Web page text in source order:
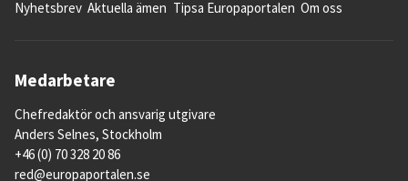
Nyhetsbrev Aktuella ämen Tipsa Europaportalen Om oss
Medarbetare
Chefredaktör och ansvarig utgivare
Anders Selnes, Stockholm
+46 (0) 70 328 20 86
red@europaportalen.se